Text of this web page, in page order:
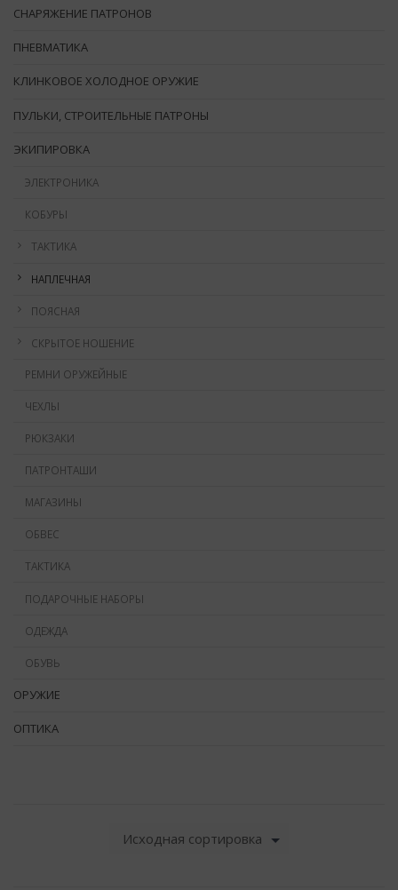
Исходная сортировка
СНАРЯЖЕНИЕ ПАТРОНОВ
ПНЕВМАТИКА
КЛИНКОВОЕ ХОЛОДНОЕ ОРУЖИЕ
ПУЛЬКИ, СТРОИТЕЛЬНЫЕ ПАТРОНЫ
ЭКИПИРОВКА
ЭЛЕКТРОНИКА
КОБУРЫ
ТАКТИКА
НАПЛЕЧНАЯ
ПОЯСНАЯ
СКРЫТОЕ НОШЕНИЕ
РЕМНИ ОРУЖЕЙНЫЕ
ЧЕХЛЫ
РЮКЗАКИ
ПАТРОНТАШИ
МАГАЗИНЫ
ОБВЕС
ТАКТИКА
ПОДАРОЧНЫЕ НАБОРЫ
ОДЕЖДА
ОБУВЬ
ОРУЖИЕ
ОПТИКА